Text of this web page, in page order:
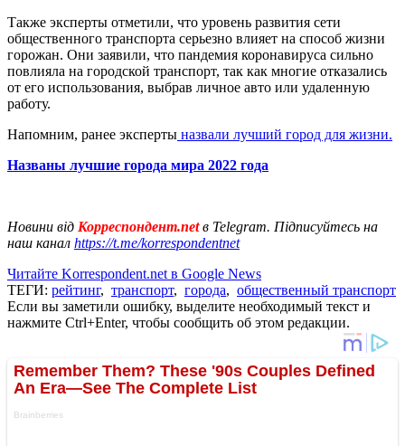
Также эксперты отметили, что уровень развития сети
общественного транспорта серьезно влияет на способ жизни
горожан. Они заявили, что пандемия коронавируса сильно
повлияла на городской транспорт, так как многие отказались
от его использования, выбрав личное авто или удаленную
работу.
Напомним, ранее эксперты назвали лучший город для жизни.
Названы лучшие города мира 2022 года
Новини від Корреспондент.netв Telegram. Підписуйтесь на
наш канал https://t.me/korrespondentnet
Читайте Korrespondent.net в Google News
ТЕГИ: рейтинг, транспорт, города, общественный транспорт
Если вы заметили ошибку, выделите необходимый текст и
нажмите Ctrl+Enter, чтобы сообщить об этом редакции.